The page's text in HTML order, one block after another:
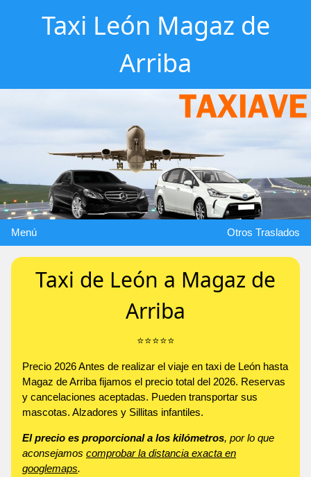
Taxi León Magaz de
Arriba
Menú Otros Traslados
Taxi de León a Magaz de
Arriba
⭐️⭐️⭐️⭐️⭐️
Precio 2026 Antes de realizar el viaje en taxi de León hasta
Magaz de Arriba fijamos el precio total del 2026. Reservas
y cancelaciones aceptadas. Pueden transportar sus
mascotas. Alzadores y Sillitas infantiles.
El precio es proporcional a los kilómetros, por lo que
aconsejamos comprobar la distancia exacta en
googlemaps.